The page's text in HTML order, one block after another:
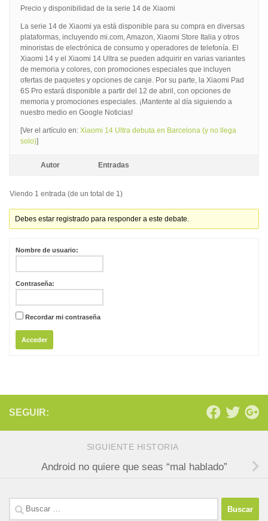
Precio y disponibilidad de la serie 14 de Xiaomi
La serie 14 de Xiaomi ya está disponible para su compra en diversas
plataformas, incluyendo mi.com, Amazon, Xiaomi Store Italia y otros
minoristas de electrónica de consumo y operadores de telefonía. El
Xiaomi 14 y el Xiaomi 14 Ultra se pueden adquirir en varias variantes
de memoria y colores, con promociones especiales que incluyen
ofertas de paquetes y opciones de canje. Por su parte, la Xiaomi Pad
6S Pro estará disponible a partir del 12 de abril, con opciones de
memoria y promociones especiales. ¡Mantente al día siguiendo a
nuestro medio en Google Noticias!
[Ver el artículo en: Xiaomi 14 Ultra debuta en Barcelona (y no llega
solo)]
Autor Entradas
Viendo 1 entrada (de un total de 1)
Debes estar registrado para responder a este debate.
Nombre de usuario:
Contraseña:
Recordar mi contraseña
Acceder
SEGUIR:
SIGUIENTE HISTORIA
Android no quiere que seas “mal hablado”
Buscar: